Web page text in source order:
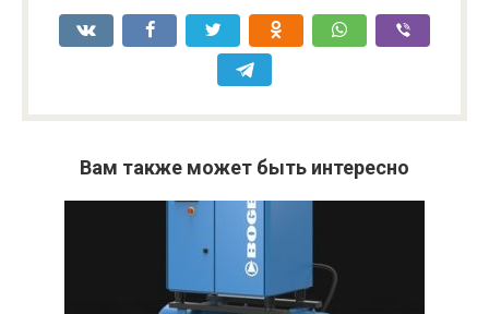
Вам также может быть интересно